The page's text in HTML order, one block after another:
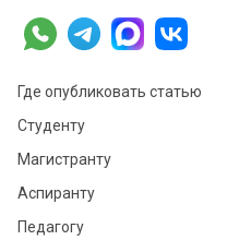
Где опубликовать статью
Студенту
Магистранту
Аспиранту
Педагогу